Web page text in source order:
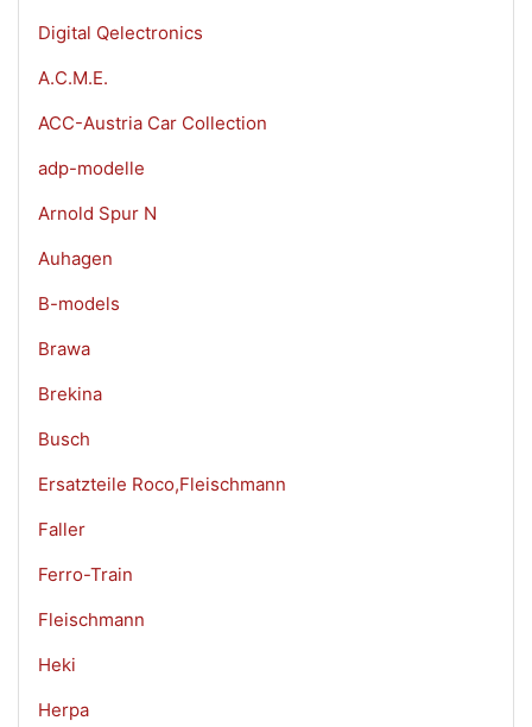
Digital Qelectronics
A.C.M.E.
ACC-Austria Car Collection
adp-modelle
Arnold Spur N
Auhagen
B-models
Brawa
Brekina
Busch
Ersatzteile Roco,Fleischmann
Faller
Ferro-Train
Fleischmann
Heki
Herpa